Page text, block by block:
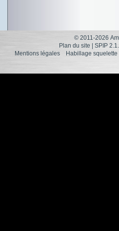
© 2011-2026
Plan du site
SPIP
Mentions légales Habillage